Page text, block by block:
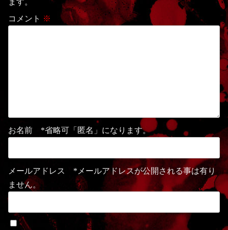
ます。
コメント ※
お名前 *省略可「匿名」になります。
メールアドレス *メールアドレスが公開される事は有り
ません。